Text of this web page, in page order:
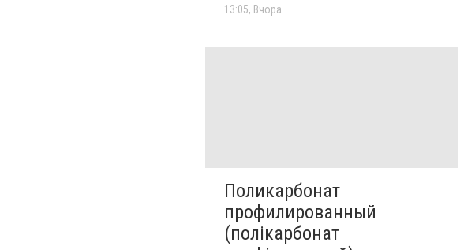
13:05, Вчора
Поликарбонат
профилированный
(полікарбонат